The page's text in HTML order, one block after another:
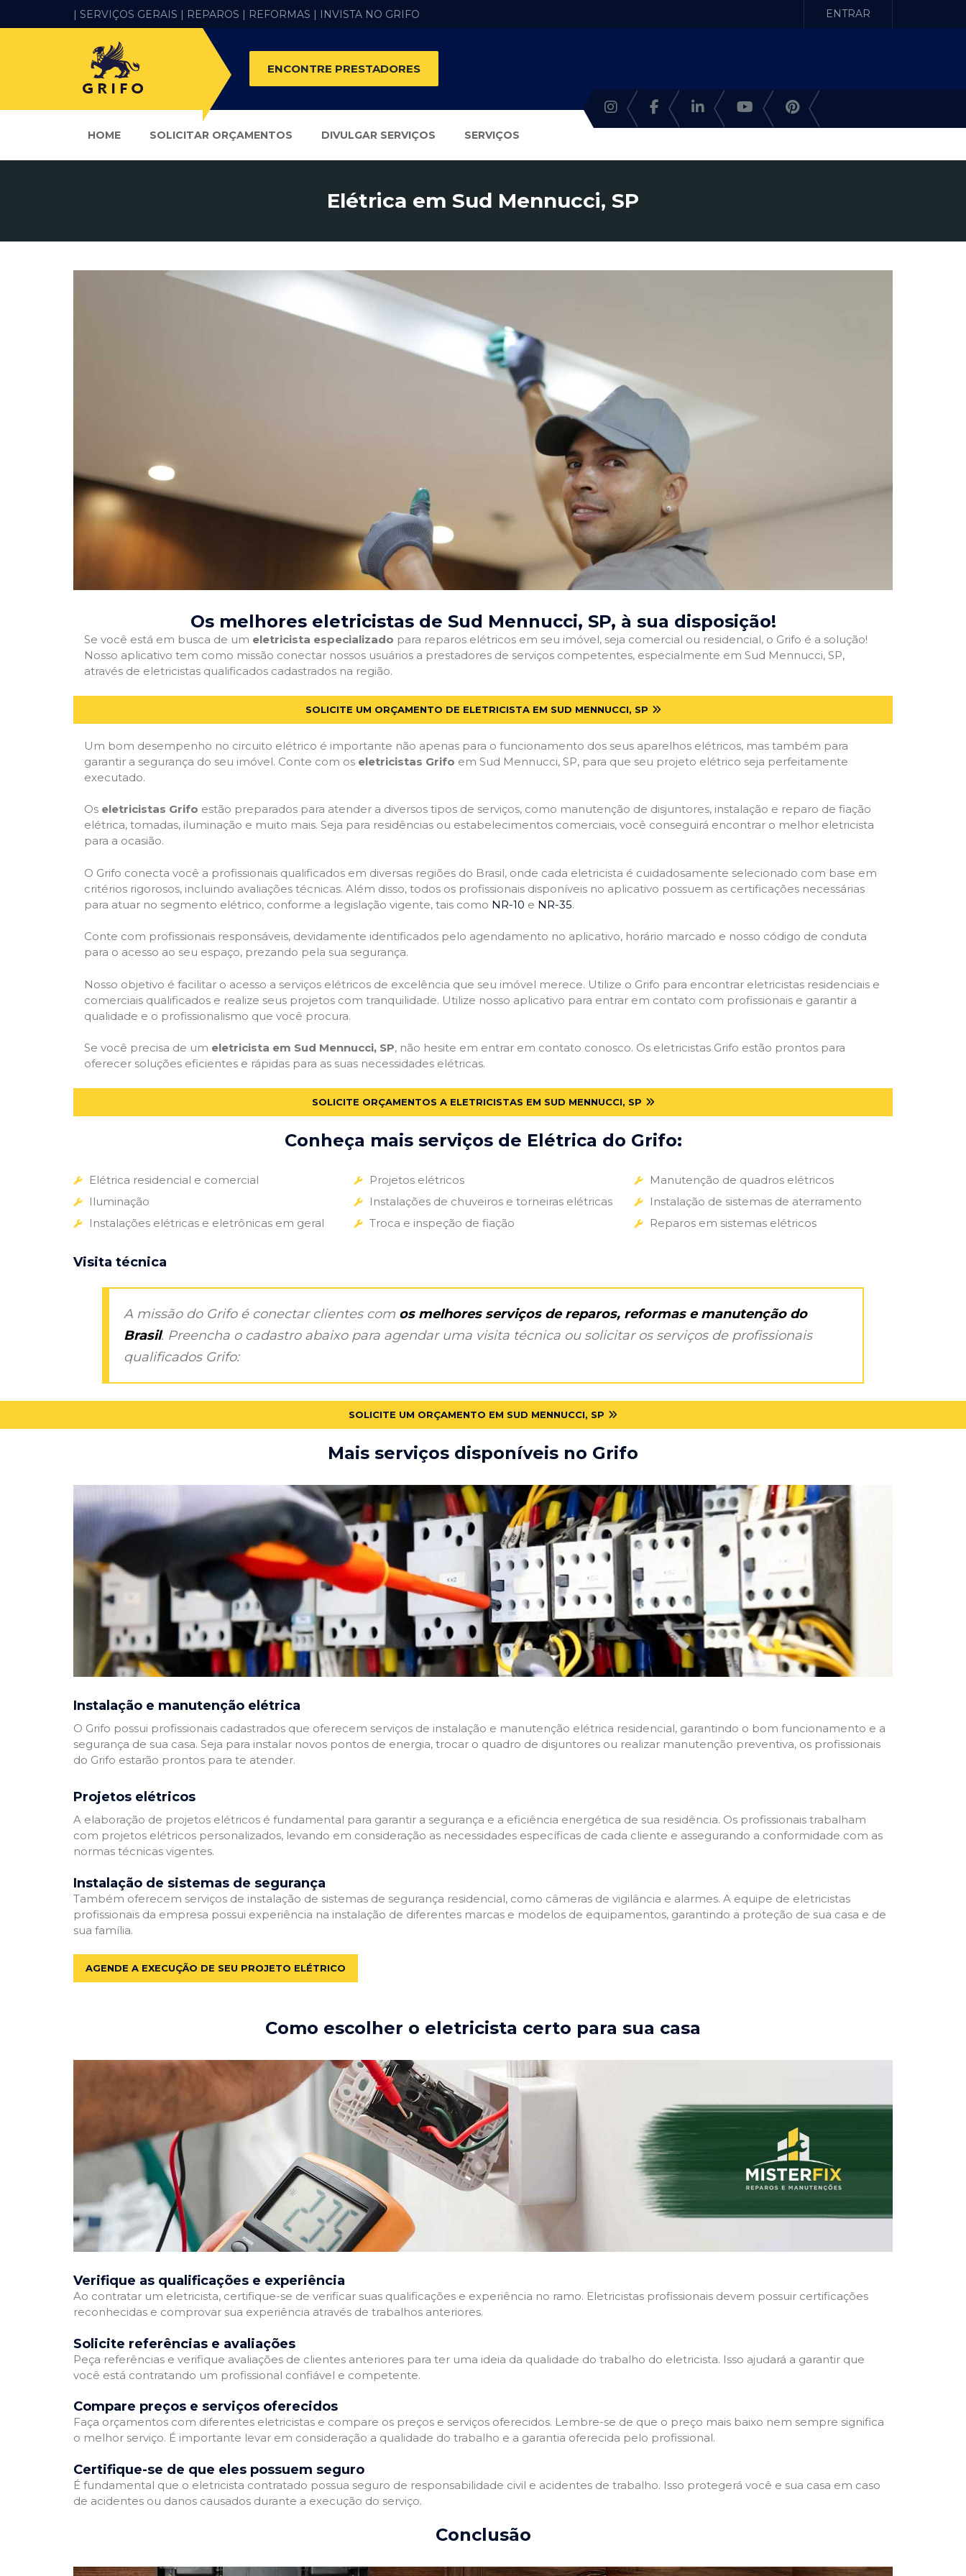
| SERVIÇOS GERAIS | REPAROS | REFORMAS | INVISTA NO GRIFO ENTRAR
ENCONTRE PRESTADORES
HOME SOLICITAR ORÇAMENTOS DIVULGAR SERVIÇOS SERVIÇOS
Elétrica em Sud Mennucci, SP
Os melhores eletricistas de Sud Mennucci, SP, à sua disposição!
Se você está em busca de um eletricista especializado para reparos elétricos em seu imóvel, seja comercial ou residencial, o Grifo é a solução!
Nosso aplicativo tem como missão conectar nossos usuários a prestadores de serviços competentes, especialmente em Sud Mennucci, SP,
através de eletricistas qualificados cadastrados na região.
SOLICITE UM ORÇAMENTO DE ELETRICISTA EM SUD MENNUCCI, SP
Um bom desempenho no circuito elétrico é importante não apenas para o funcionamento dos seus aparelhos elétricos, mas também para
garantir a segurança do seu imóvel. Conte com os eletricistas Grifo em Sud Mennucci, SP, para que seu projeto elétrico seja perfeitamente
executado.
Os eletricistas Grifo estão preparados para atender a diversos tipos de serviços, como manutenção de disjuntores, instalação e reparo de fiação
elétrica, tomadas, iluminação e muito mais. Seja para residências ou estabelecimentos comerciais, você conseguirá encontrar o melhor eletricista
para a ocasião.
O Grifo conecta você a profissionais qualificados em diversas regiões do Brasil, onde cada eletricista é cuidadosamente selecionado com base em
critérios rigorosos, incluindo avaliações técnicas. Além disso, todos os profissionais disponíveis no aplicativo possuem as certificações necessárias
para atuar no segmento elétrico, conforme a legislação vigente, tais como NR-10 e NR-35.
Conte com profissionais responsáveis, devidamente identificados pelo agendamento no aplicativo, horário marcado e nosso código de conduta
para o acesso ao seu espaço, prezando pela sua segurança.
Nosso objetivo é facilitar o acesso a serviços elétricos de excelência que seu imóvel merece. Utilize o Grifo para encontrar eletricistas residenciais e
comerciais qualificados e realize seus projetos com tranquilidade. Utilize nosso aplicativo para entrar em contato com profissionais e garantir a
qualidade e o profissionalismo que você procura.
Se você precisa de um eletricista em Sud Mennucci, SP, não hesite em entrar em contato conosco. Os eletricistas Grifo estão prontos para
oferecer soluções eficientes e rápidas para as suas necessidades elétricas.
SOLICITE ORÇAMENTOS A ELETRICISTAS EM SUD MENNUCCI, SP
Conheça mais serviços de Elétrica do Grifo:
Elétrica residencial e comercial
Iluminação
Instalações elétricas e eletrônicas em geral
Projetos elétricos
Instalações de chuveiros e torneiras elétricas
Troca e inspeção de fiação
Manutenção de quadros elétricos
Instalação de sistemas de aterramento
Reparos em sistemas elétricos
Visita técnica
A missão do Grifo é conectar clientes com os melhores serviços de reparos, reformas e manutenção do
Brasil. Preencha o cadastro abaixo para agendar uma visita técnica ou solicitar os serviços de profissionais
qualificados Grifo:
SOLICITE UM ORÇAMENTO EM SUD MENNUCCI, SP
Mais serviços disponíveis no Grifo
Instalação e manutenção elétrica
O Grifo possui profissionais cadastrados que oferecem serviços de instalação e manutenção elétrica residencial, garantindo o bom funcionamento e a
segurança de sua casa. Seja para instalar novos pontos de energia, trocar o quadro de disjuntores ou realizar manutenção preventiva, os profissionais
do Grifo estarão prontos para te atender.
Projetos elétricos
A elaboração de projetos elétricos é fundamental para garantir a segurança e a eficiência energética de sua residência. Os profissionais trabalham
com projetos elétricos personalizados, levando em consideração as necessidades específicas de cada cliente e assegurando a conformidade com as
normas técnicas vigentes.
Instalação de sistemas de segurança
Também oferecem serviços de instalação de sistemas de segurança residencial, como câmeras de vigilância e alarmes. A equipe de eletricistas
profissionais da empresa possui experiência na instalação de diferentes marcas e modelos de equipamentos, garantindo a proteção de sua casa e de
sua família.
AGENDE A EXECUÇÃO DE SEU PROJETO ELÉTRICO
Como escolher o eletricista certo para sua casa
Verifique as qualificações e experiência
Ao contratar um eletricista, certifique-se de verificar suas qualificações e experiência no ramo. Eletricistas profissionais devem possuir certificações
reconhecidas e comprovar sua experiência através de trabalhos anteriores.
Solicite referências e avaliações
Peça referências e verifique avaliações de clientes anteriores para ter uma ideia da qualidade do trabalho do eletricista. Isso ajudará a garantir que
você está contratando um profissional confiável e competente.
Compare preços e serviços oferecidos
Faça orçamentos com diferentes eletricistas e compare os preços e serviços oferecidos. Lembre-se de que o preço mais baixo nem sempre significa
o melhor serviço. É importante levar em consideração a qualidade do trabalho e a garantia oferecida pelo profissional.
Certifique-se de que eles possuem seguro
É fundamental que o eletricista contratado possua seguro de responsabilidade civil e acidentes de trabalho. Isso protegerá você e sua casa em caso
de acidentes ou danos causados durante a execução do serviço.
Conclusão